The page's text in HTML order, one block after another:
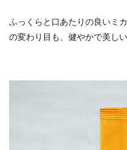
ふっくらと口あたりの良いミ
の変わり目も、健やかで美し